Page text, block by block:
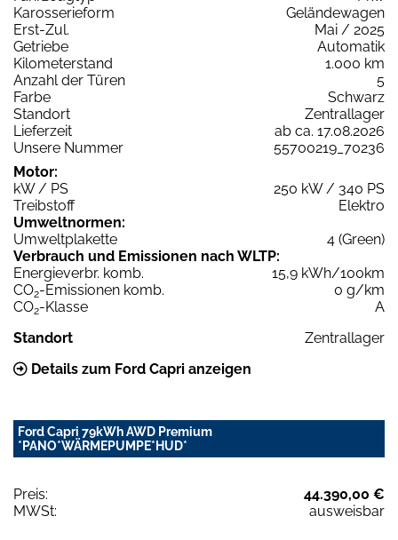
Karosserieform
Geländewagen
Erst-Zul.
Mai / 2025
Getriebe
Automatik
Kilometerstand
1.000 km
Anzahl der Türen
5
Farbe
Schwarz
Standort
Zentrallager
Lieferzeit
ab ca. 17.08.2026
Unsere Nummer
55700219_70236
Motor:
kW / PS
250 kW / 340 PS
Treibstoff
Elektro
Umweltnormen:
Umweltplakette
4 (Green)
Verbrauch und Emissionen nach WLTP:
Energieverbr. komb.
15,9 kWh/100km
CO2-Emissionen komb.
0 g/km
CO2-Klasse
A
Standort
Zentrallager
Details zum Ford Capri anzeigen
Ford Capri 79kWh AWD Premium
*PANO*WÄRMEPUMPE*HUD*
Preis:
44.390,00 €
MWSt:
ausweisbar